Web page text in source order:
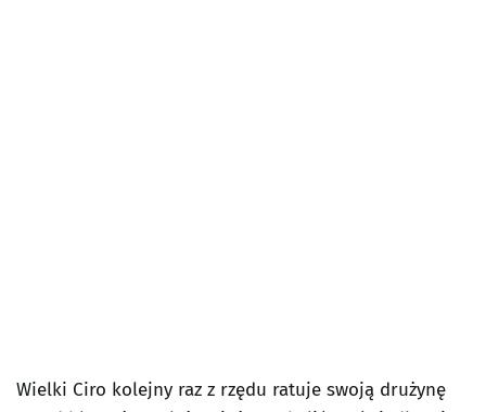
Wielki Ciro kolejny raz z rzędu ratuje swoją drużynę